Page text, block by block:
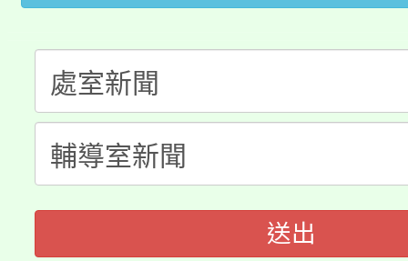
半價優惠，詳情可洽有
者。
份教師增能研習
大溪自造教育及科技中
份教師研習
淨零綠生活教案入校路
會
送出